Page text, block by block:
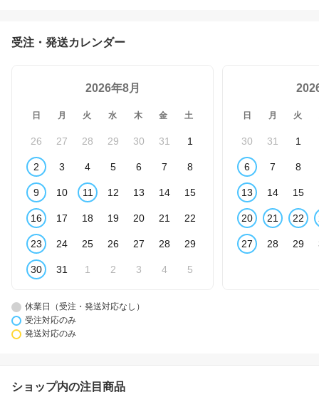
受注・発送カレンダー
2026年8月
日 月 火 水 木 金 土
26 27 28 29 30 31 1
2 3 4 5 6 7 8
9 10 11 12 13 14 15
16 17 18 19 20 21 22
23 24 25 26 27 28 29
30 31 1 2 3 4 5
日 月 火
30 31 1
6 7 8
13 14 15
20 21 22
27 28 29
休業日（受注・発送対応なし）
受注対応のみ
発送対応のみ
ショップ内の注目商品